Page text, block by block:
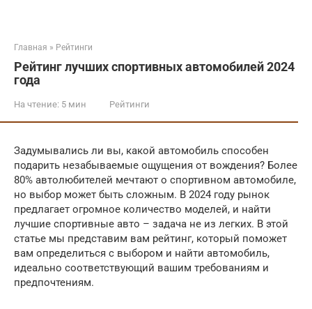
Главная » Рейтинги
Рейтинг лучших спортивных автомобилей 2024
года
На чтение: 5 мин Рейтинги
Задумывались ли вы, какой автомобиль способен
подарить незабываемые ощущения от вождения? Более
80% автолюбителей мечтают о спортивном автомобиле,
но выбор может быть сложным. В 2024 году рынок
предлагает огромное количество моделей, и найти
лучшие спортивные авто – задача не из легких. В этой
статье мы представим вам рейтинг, который поможет
вам определиться с выбором и найти автомобиль,
идеально соответствующий вашим требованиям и
предпочтениям.